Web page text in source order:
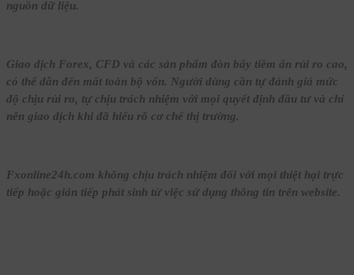
nguồn dữ liệu.
Giao dịch Forex, CFD và các sản phẩm đòn bẩy tiềm ẩn rủi ro cao,
có thể dẫn đến mất toàn bộ vốn. Người dùng cần tự đánh giá mức
độ chịu rủi ro, tự chịu trách nhiệm với mọi quyết định đầu tư và chỉ
nên giao dịch khi đã hiểu rõ cơ chế thị trường.
Fxonline24h.com không chịu trách nhiệm đối với mọi thiệt hại trực
tiếp hoặc gián tiếp phát sinh từ việc sử dụng thông tin trên website.